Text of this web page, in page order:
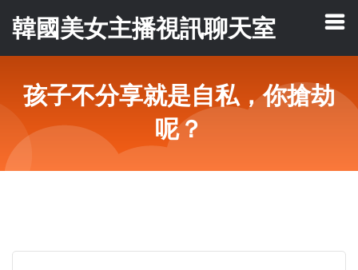
韓國美女主播視訊聊天室
孩子不分享就是自私，你搶劫
呢？